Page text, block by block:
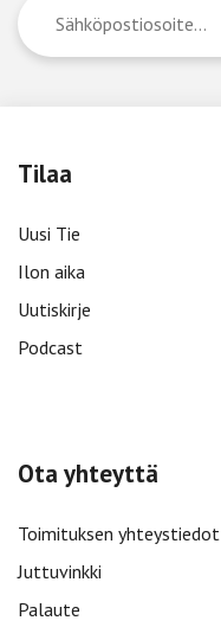
Tilaa
Uusi Tie
Ilon aika
Uutiskirje
Podcast
Ota yhteyttä
Toimituksen yhteystiedot
Juttuvinkki
Palaute